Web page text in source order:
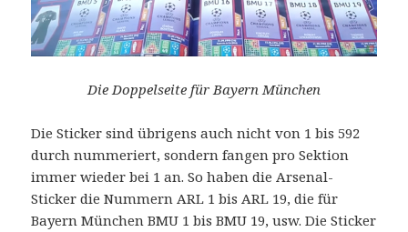
Die Doppelseite für Bayern München
Die Sticker sind übrigens auch nicht von 1 bis 592
durch nummeriert, sondern fangen pro Sektion
immer wieder bei 1 an. So haben die Arsenal-
Sticker die Nummern ARL 1 bis ARL 19, die für
Bayern München BMU 1 bis BMU 19, usw. Die Sticker